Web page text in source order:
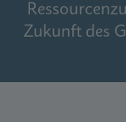
Zukunft des